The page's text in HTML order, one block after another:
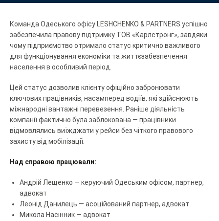
Команда Одеського офісу LESHCHENKO & PARTNERS успішно
забезпечила правову підтримку ТОВ «Карлстронг», завдяки
чому підприємство отримало статус критично важливого
для функціонування економіки та життєзабезпечення
населення в особливий період.
Цей статус дозволив клієнту офіційно забронювати
ключових працівників, насамперед водіїв, які здійснюють
міжнародні вантажні перевезення. Раніше діяльність
компанії фактично була заблокована — працівники
відмовлялись виїжджати у рейси без чіткого правового
захисту від мобілізації.
Над справою працювали:
Андрій Лещенко — керуючий Одеським офісом, партнер,
адвокат
Леонід Данилець — асоційований партнер, адвокат
Микола Насінник — адвокат